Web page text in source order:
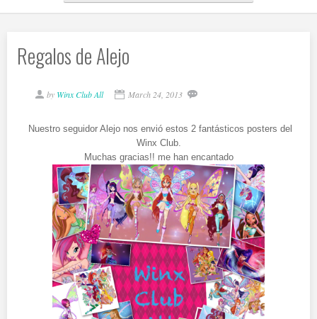
Regalos de Alejo
by Winx Club All March 24, 2013
Nuestro seguidor Alejo nos envió estos 2 fantásticos posters del
Winx Club.
Muchas gracias!! me han encantado